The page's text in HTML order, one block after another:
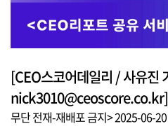
[CEO스코어데일리 / 사유진
nick3010@ceoscore.co.kr]
무단 전재-재배포 금지> 2025-06-